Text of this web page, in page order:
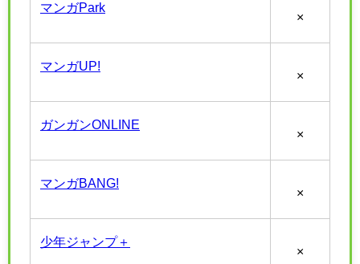
マンガPark
×
マンガUP!
×
ガンガンONLINE
×
マンガBANG!
×
少年ジャンプ＋
×